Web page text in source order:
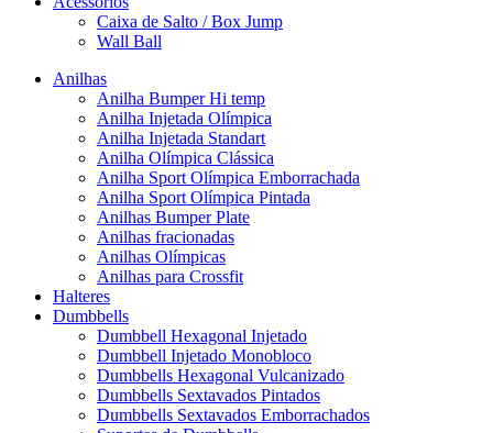
Caixa de Salto / Box Jump
Wall Ball
Anilhas
Anilha Bumper Hi temp
Anilha Injetada Olímpica
Anilha Injetada Standart
Anilha Olímpica Clássica
Anilha Sport Olímpica Emborrachada
Anilha Sport Olímpica Pintada
Anilhas Bumper Plate
Anilhas fracionadas
Anilhas Olímpicas
Anilhas para Crossfit
Halteres
Dumbbells
Dumbbell Hexagonal Injetado
Dumbbell Injetado Monobloco
Dumbbells Hexagonal Vulcanizado
Dumbbells Sextavados Pintados
Dumbbells Sextavados Emborrachados